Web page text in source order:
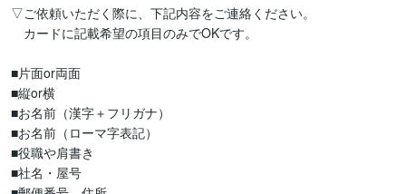
▽ご依頼いただく際に、下記内容をご連絡ください。
カードに記載希望の項目のみでOKです。
■片面or両面
■縦or横
■お名前（漢字＋フリガナ）
■お名前（ローマ字表記）
■役職や肩書き
■社名・屋号